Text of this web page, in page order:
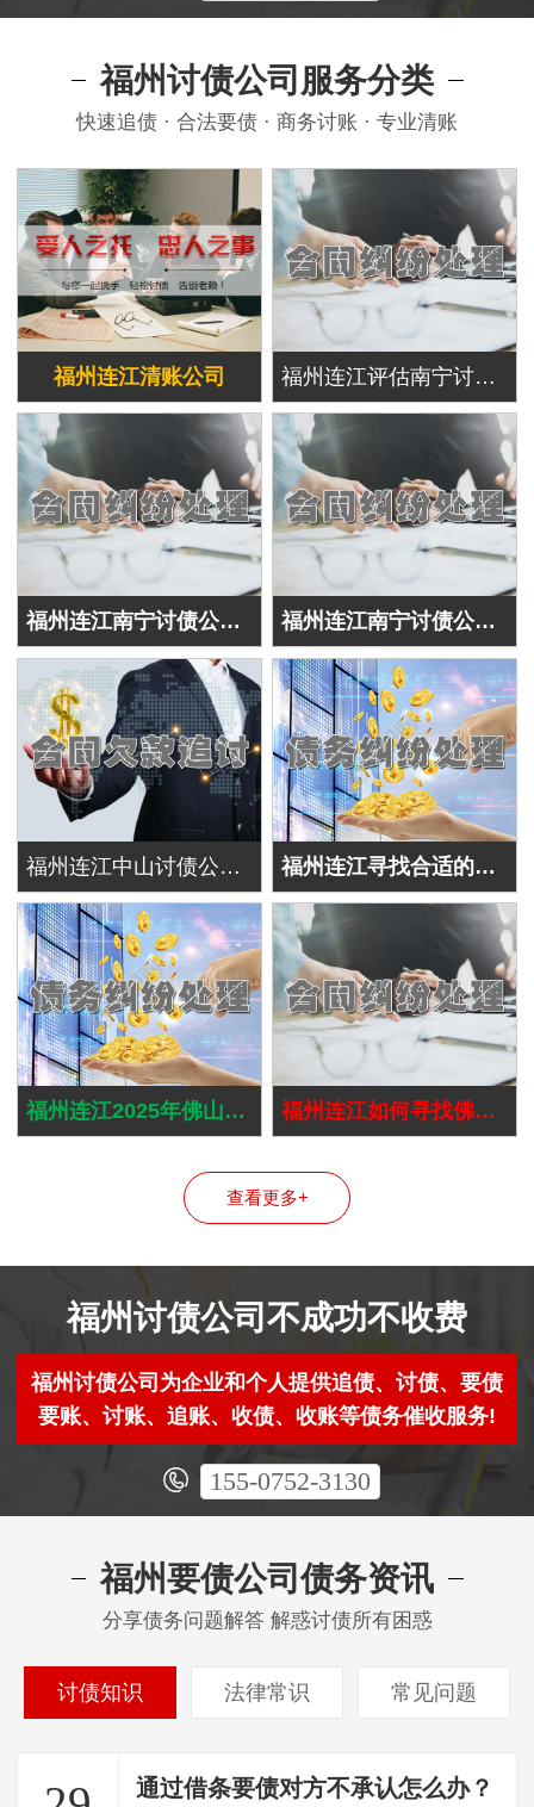
福州讨债公司服务分类
快速追债 · 合法要债 · 商务讨账 · 专业清账
福州连江清账公司 福州连江评估南宁讨债公司的专业能力
福州连江南宁讨债公司往往采取沟通协调的方式 福州连江南宁讨债公司前期调研与信息收集
福州连江中山讨债公司预先评估债务人信用风险 福州连江寻找合适的佛山讨债公司并非难事
福州连江2025年佛山讨债公司讨债的绝招 福州连江如何寻找佛山佛山讨债公司
查看更多+
福州讨债公司不成功不收费
福州讨债公司为企业和个人提供追债、讨债、要债
要账、讨账、追账、收债、收账等债务催收服务!
155-0752-3130
福州要债公司债务资讯
分享债务问题解答 解惑讨债所有困惑
讨债知识 法律常识 常见问题
通过借条要债对方不承认怎么办？